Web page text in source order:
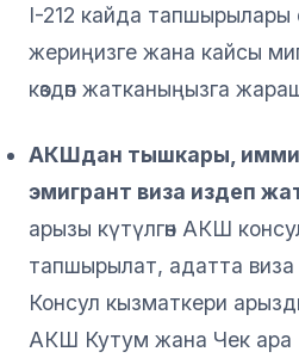
I-212 кайда тапшырылары
жериңизге жана кайсы
көздөп жатканыңызга
АКШдан тышкары,
эмигрант виза издеп
арызы күтүлгөн АКШ
тапшырылат, адатта
Консул кызматкери
АКШ Кутум жана Чек ара